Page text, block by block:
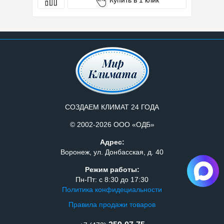
СОЗДАЕМ КЛИМАТ 24 ГОДА
© 2002-2026 ООО «ОДБ»
Адрес:
Воронеж, ул. Донбасская, д. 40
Режим работы:
Пн-Пт: с 8:30 до 17:30
Политика конфидециальности
Правила продажи товаров